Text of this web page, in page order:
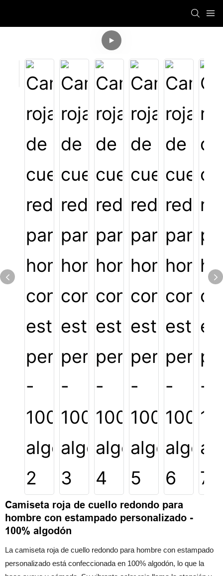
Camiseta roja de cuello redondo para
hombre con estampado personalizado -
100% algodón
La camiseta roja de cuello redondo para hombre con estampado
personalizado está confeccionada en 100% algodón, lo que la